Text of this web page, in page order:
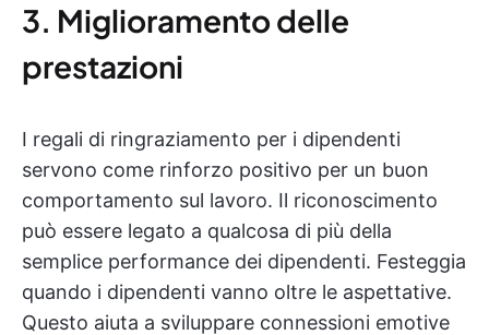
3. Miglioramento delle
prestazioni
I regali di ringraziamento per i dipendenti
servono come rinforzo positivo per un buon
comportamento sul lavoro. Il riconoscimento
può essere legato a qualcosa di più della
semplice performance dei dipendenti. Festeggia
quando i dipendenti vanno oltre le aspettative.
Questo aiuta a sviluppare connessioni emotive